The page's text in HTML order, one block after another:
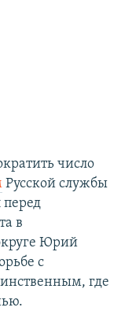
число
Русской службы
перед
в
Юрий
с
где